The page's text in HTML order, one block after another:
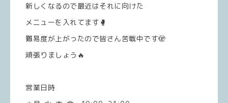
新しくなるので最近はそれに向けた
メニューを入れてます🥊
難易度が上がったので皆さん苦戦中です🫣
頑張りましょう🔥
営業日時